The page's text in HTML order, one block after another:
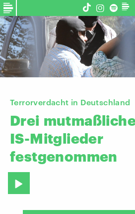
Terrorverdacht in Deutschland
Drei
IS-Mitglieder
festgenommen